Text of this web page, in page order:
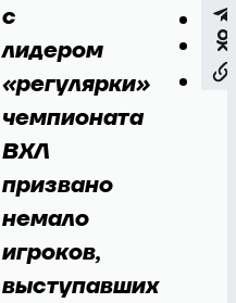
с
лидером
«регулярки»
чемпионата
ВХЛ
призвано
немало
игроков,
выступавших